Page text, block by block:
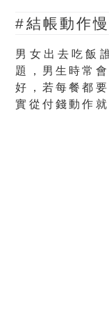
#結帳動作
男女出去吃飯
題，男生時常
好，若每餐都
實從付錢動作